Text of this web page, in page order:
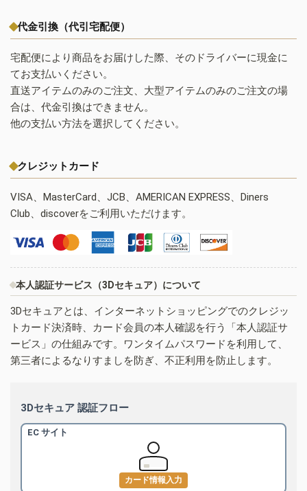
代金引換（代引宅配便）
宅配便により商品をお届けした際、そのドライバーに現金に
てお支払いください。
直送アイテムのみのご注文、大型アイテムのみのご注文の場
合は、代金引換はできません。
他の支払い方法を選択してください。
クレジットカード
VISA、MasterCard、JCB、AMERICAN EXPRESS、Diners
Club、discoverをご利用いただけます。
本人認証サービス（3Dセキュア）について
3Dセキュアとは、インターネットショッピングでのクレジッ
トカード決済時、カード会員の本人確認を行う「本人認証サ
ービス」の仕組みです。ワンタイムパスワードを利用して、
第三者によるなりすましを防ぎ、不正利用を防止します。
3Dセキュア 認証フロー
EC サイト
カード情報入力